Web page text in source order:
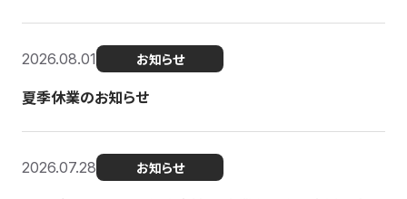
2026.08.01 お知らせ
夏季休業のお知らせ
2026.07.28 お知らせ